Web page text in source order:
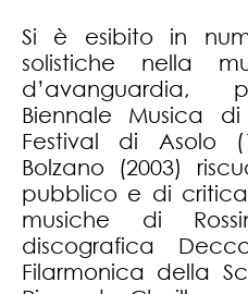
Si è esibito in
solistiche nella
d’avanguardia,
Biennale Musica
Festival di Asolo
Bolzano (2003)
pubblico e di
musiche di
discografica
Filarmonica della